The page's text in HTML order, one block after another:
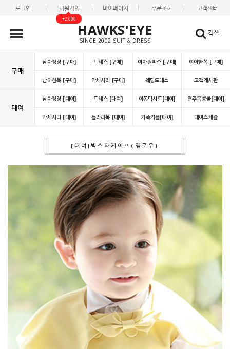
로그인 회원가입
+2,000
마이페이지 주문조회 고객센터
HAWKS'EYE
SINCE 2002 SUIT & DRESS
검색
구매
남아정장 [구매] 드레스 [구매] 여아원피스 [구매] 여아한복 [구매]
남아한복 [구매] 악세사리 [구매] 웨딩드레스 고객게시판
대여
남아정장 [대여] 드레스 [대여] 아동턱시도[대여] 연주복콩쿨[대여]
악세사리 [대여] 들러리복 [대여] 가족커플[대여] 대여스케쥴
[대여]빅스타케이프(옐로우)